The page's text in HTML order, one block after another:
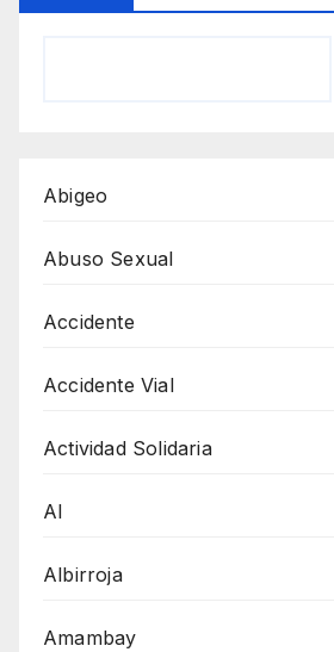
Abigeo
Abuso Sexual
Accidente
Accidente Vial
Actividad Solidaria
AI
Albirroja
Amambay